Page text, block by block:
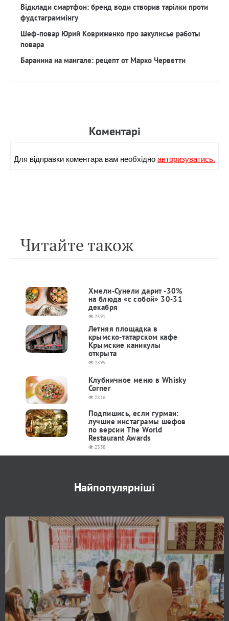
Відклади смартфон: бренд води створив тарілки проти
фудстаграммінгу
Шеф-повар Юрий Ковриженко про закулисье работы
повара
Баранина на мангале: рецепт от Марко Черветти
Коментарi
Для вiдправки коментара вам необхiдноавторизуватись.
Читайте також
Хмели-Сунели дарит -30%
на блюда «с собой» 30-31
декабря
2391
Летняя площадка в
крымско-татарском кафе
Крымские каникулы
открыта
2895
​Клубничное меню в Whisky
Corner
2816
Подпишись, если гурман:
лучшие инстаграмы шефов
по версии The World
Restaurant Awards
2338
Найпопулярніші